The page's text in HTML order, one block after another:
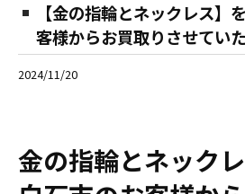
【金の指輪とネックレス】
客様からお買取りさせてい
2024/11/20
金の指輪とネック